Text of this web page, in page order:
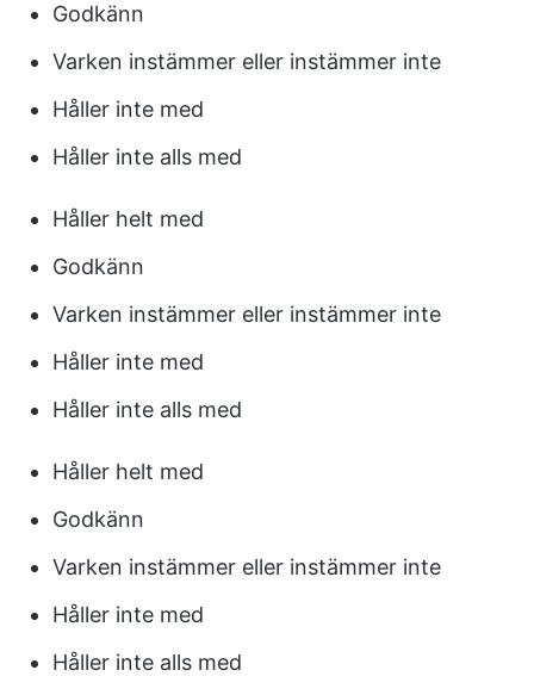
Godkänn
Varken instämmer eller instämmer inte
Håller inte med
Håller inte alls med
Håller helt med
Godkänn
Varken instämmer eller instämmer inte
Håller inte med
Håller inte alls med
Håller helt med
Godkänn
Varken instämmer eller instämmer inte
Håller inte med
Håller inte alls med